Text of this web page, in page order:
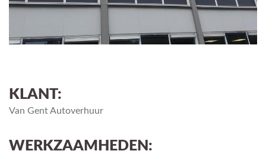
KLANT:
Van Gent Autoverhuur
WERKZAAMHEDEN: